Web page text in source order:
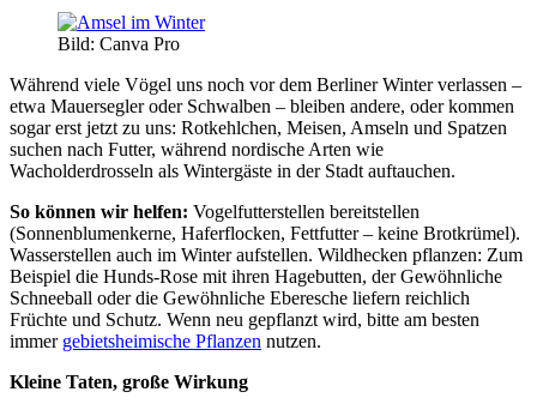
Bild: Canva Pro
Während viele Vögel uns noch vor dem Berliner Winter verlassen –
etwa Mauersegler oder Schwalben – bleiben andere, oder kommen
sogar erst jetzt zu uns: Rotkehlchen, Meisen, Amseln und Spatzen
suchen nach Futter, während nordische Arten wie
Wacholderdrosseln als Wintergäste in der Stadt auftauchen.
So können wir helfen: Vogelfutterstellen bereitstellen
(Sonnenblumenkerne, Haferflocken, Fettfutter – keine Brotkrümel).
Wasserstellen auch im Winter aufstellen. Wildhecken pflanzen: Zum
Beispiel die Hunds-Rose mit ihren Hagebutten, der Gewöhnliche
Schneeball oder die Gewöhnliche Eberesche liefern reichlich
Früchte und Schutz. Wenn neu gepflanzt wird, bitte am besten
immer gebietsheimische Pflanzen nutzen.
Kleine Taten, große Wirkung